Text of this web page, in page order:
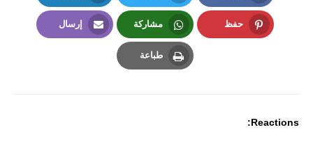
Facebook
Twitter
LinkedIn
حفظ مشاركة
Whatsapp
إرسال
طباعة
Reactions: